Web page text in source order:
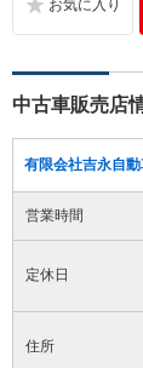
中古車販売店
有限会社吉永自
営業時間
定休日
住所